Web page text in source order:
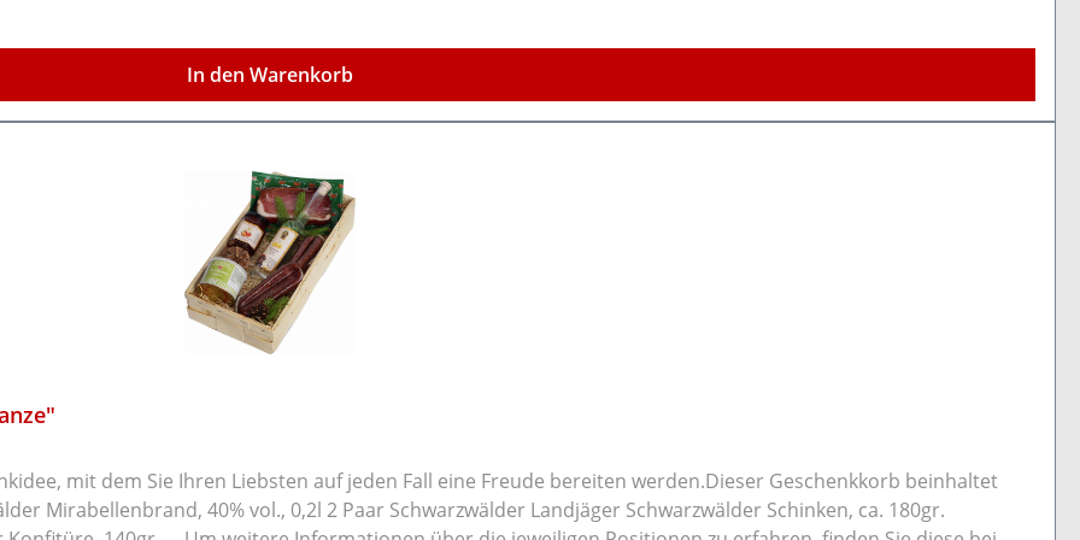
E250), Anioxidationsmittel E301, Geschschmacksverstärker E621, E627, und E631, Aromen, Verdickungsmittel
In den Warenkorb
mit dem Sie Ihren Liebsten auf jeden Fall eine Freude bereiten werden.Dieser Geschenkkorb beinhaltet